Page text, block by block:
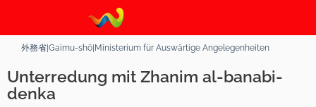
外務省|Gaimu-shō|Ministerium für Auswärtige Angelegenheiten
Unterredung mit Zhanim al-banabi-
denka